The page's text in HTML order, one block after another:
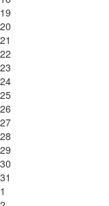
19
20
21
22
23
24
25
26
27
28
29
30
31
1